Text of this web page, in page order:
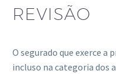
REVISÃO
O segurado que exerce a
incluso na categoria dos